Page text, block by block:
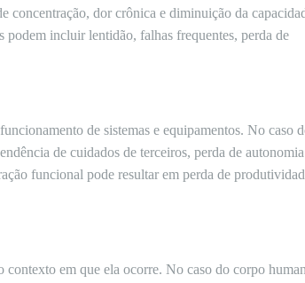
concentração, dor crônica e diminuição da
podem incluir lentidão, falhas frequentes, perda de
de sistemas e equipamentos. No caso
de cuidados de terceiros, perda de
funcional pode resultar em perda de
em que ela ocorre. No caso do corpo